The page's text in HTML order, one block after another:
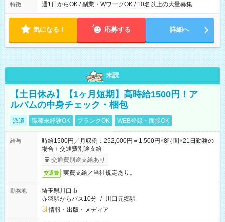
特徴 週1日からOK / 副業・WワークOK / 10名以上の大量募集
気になる！ 応募する 詳細へ
未読
【土日休み】【1ヶ月短期】高時給1500円！ア
ルバムの中身チェック・梱包
派遣 職種未経験OK ブランクOK WEB登録・面接OK
給与
時給1500円／月収例：252,000円＝1,500円×8時間×21日勤務の
場合＋交通費別途支給
交通費別途支給あり
交通費 実費支給／当社規定あり。
勤務地
埼玉県川口市
赤羽駅からバス10分 / 川口元郷駅
情報・出版・メディア